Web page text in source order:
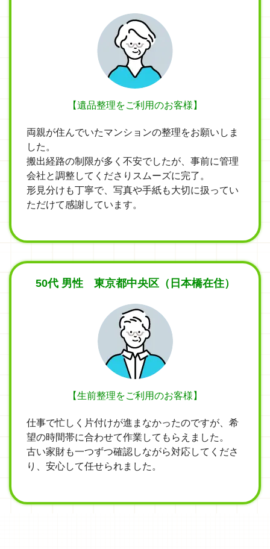
【遺品整理をご利用のお客様】
両親が住んでいたマンションの整理をお願いしま
した。
搬出経路の制限が多く不安でしたが、事前に管理
会社と調整してくださりスムーズに完了。
形見分けも丁寧で、写真や手紙も大切に扱ってい
ただけて感謝しています。
50代 男性 東京都中央区（日本橋在住）
【生前整理をご利用のお客様】
仕事で忙しく片付けが進まなかったのですが、希
望の時間帯に合わせて作業してもらえました。
古い家財も一つずつ確認しながら対応してくださ
り、安心して任せられました。